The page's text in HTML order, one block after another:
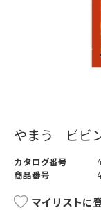
やまう ビビ
カタログ番号
商品番号
マイリストに